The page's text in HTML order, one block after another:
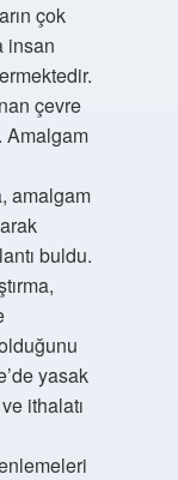
çok
insan
çevre
Amalgam
amalgam
buldu.
yasak
ithalatı